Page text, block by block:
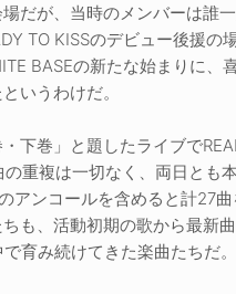
だが、当時のメンバーは誰
TO KISSのデビュー後援の
BASEの新たな始まりに、
いうわけだ。
・下巻」と題したライブで
の重複は一切なく、両日とも
アンコールを含めると計27
も、活動初期の歌から最新曲
育み続けてきた楽曲たちだ。